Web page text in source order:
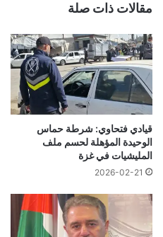
مقالات ذات صلة
قيادي فتحاوي: شرطة حماس
الوحيدة المؤهلة لحسم ملف
المليشيات في غزة
2026-02-21